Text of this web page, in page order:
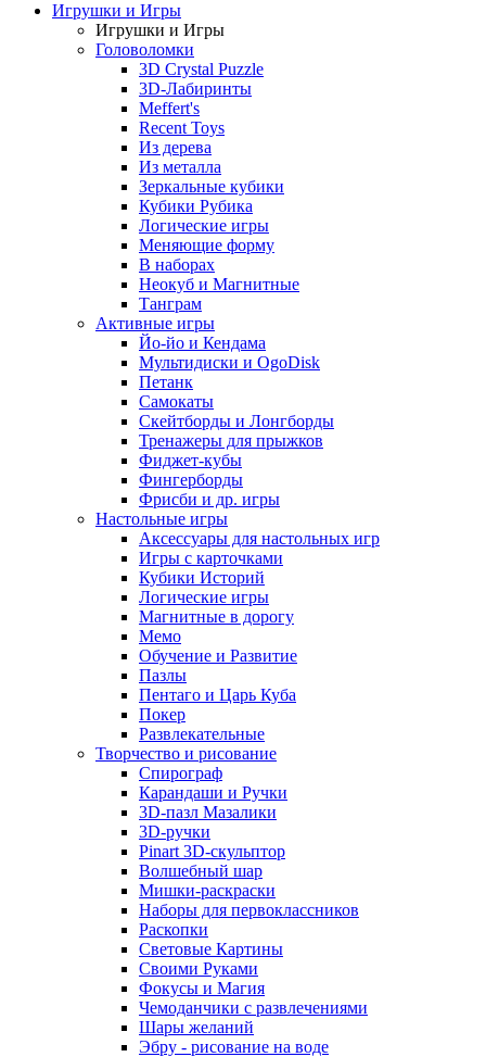
Игрушки и Игры
Игрушки и Игры
Головоломки
3D Crystal Puzzle
3D-Лабиринты
Meffert's
Recent Toys
Из дерева
Из металла
Зеркальные кубики
Кубики Рубика
Логические игры
Меняющие форму
В наборах
Неокуб и Магнитные
Танграм
Активные игры
Йо-йо и Кендама
Мультидиски и OgoDisk
Петанк
Самокаты
Скейтборды и Лонгборды
Тренажеры для прыжков
Фиджет-кубы
Фингерборды
Фрисби и др. игры
Настольные игры
Аксессуары для настольных игр
Игры с карточками
Кубики Историй
Логические игры
Магнитные в дорогу
Мемо
Обучение и Развитие
Пазлы
Пентаго и Царь Куба
Покер
Развлекательные
Творчество и рисование
Спирограф
Карандаши и Ручки
3D-пазл Мазалики
3D-ручки
Pinart 3D-скульптор
Волшебный шар
Мишки-раскраски
Наборы для первоклассников
Раскопки
Световые Картины
Своими Руками
Фокусы и Магия
Чемоданчики с развлечениями
Шары желаний
Эбру - рисование на воде